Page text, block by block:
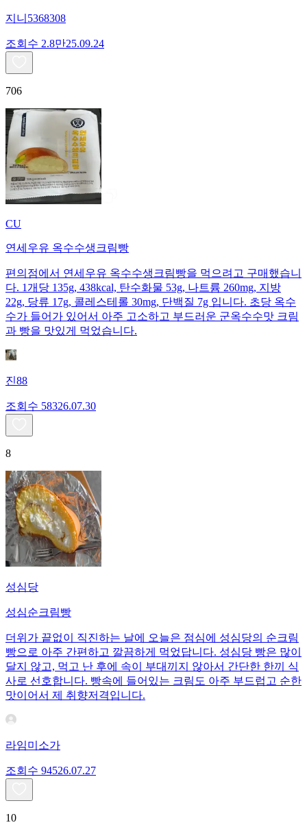
지니5368308
조회수 2.8만25.09.24
706
CU
연세우유 옥수수생크림빵
편의점에서 연세우유 옥수수생크림빵을 먹으려고 구매했습니
다. 1개당 135g, 438kcal, 탄수화물 53g, 나트륨 260mg, 지방
22g, 당류 17g, 콜레스테롤 30mg, 단백질 7g 입니다. 초당 옥수
수가 들어가 있어서 아주 고소하고 부드러운 군옥수수맛 크림
과 빵을 맛있게 먹었습니다.
진88
조회수 58326.07.30
8
성심당
성심순크림빵
더위가 끝없이 직진하는 날에 오늘은 점심에 성심당의 순크림
빵으로 아주 간편하고 깔끔하게 먹었답니다. 성심당 빵은 많이
달지 않고, 먹고 난 후에 속이 부대끼지 않아서 간단한 한끼 식
사로 선호합니다. 빵속에 들어있는 크림도 아주 부드럽고 순한
맛이어서 제 취향저격입니다.
라임미소가
조회수 94526.07.27
10